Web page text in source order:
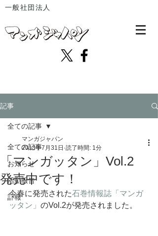
一般社団法人
記事
全ての記事
お知らせ
活動報告
訃報
全ての記事
「マンガッタン」Vol.2
発売中です！
マンガジャパン
2013年7月31日 読了時間: 1分
今春に発売された石巻情報誌「マンガ
ッタン」 のVol.2が発売されました。